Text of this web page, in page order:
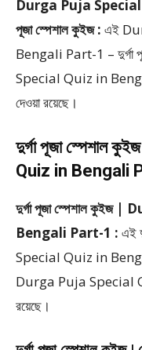
Durga Puja Special
পূজা স্পেশাল কুইজ : এই
Bengali Part-1 – দুর্গা
Special Quiz in
দেওয়া রয়েছে।
দুর্গা পূজা স্পেশাল
Quiz in Bengali
দুর্গা পূজা স্পেশাল
Bengali Part-1 : এই
Special Quiz in
Durga Puja Special
রয়েছে।